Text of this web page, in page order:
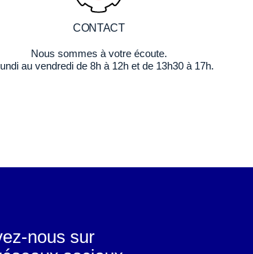
CONTACT
Nous sommes à votre écoute.
au vendredi de 8h à 12h et de 13h30 à 17h.
nous sur